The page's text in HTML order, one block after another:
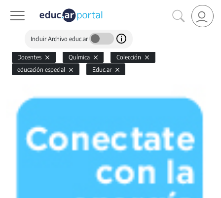
Incluir Archivo educ.ar
Docentes Química
Colección
educación especial
Educ.ar